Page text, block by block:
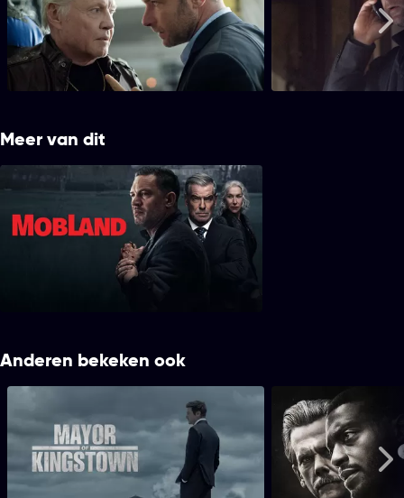
1. The Bag or the Bat
1. The Bag or the Bat
Tijdsduur
54 min
Ray Donovan bewaart de geheimen van de
elite van LA.
2. A
2. A Mouth Is a Mouth
Abby tart Ray. Ray
cliënten met een
Meer van dit
MobLand
Anderen bekeken ook
Mayor of Kingstown City